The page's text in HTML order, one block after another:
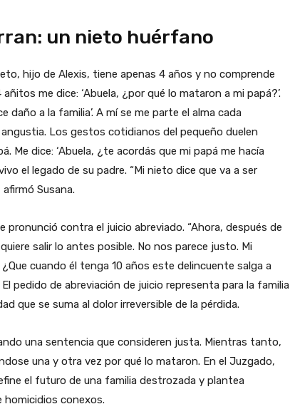
un nieto huérfano
hijo de Alexis, tiene apenas 4 años y no comprende
me dice: ‘Abuela, ¿por qué lo mataron a mi papá?’.
daño a la familia’. A mí se me parte el alma cada
Los gestos cotidianos del pequeño duelen
Me dice: ‘Abuela, ¿te acordás que mi papá me hacía
el legado de su padre. “Mi nieto dice que va a ser
Susana.
pronunció contra el juicio abreviado. “Ahora, después de
salir lo antes posible. No nos parece justo. Mi
cuando él tenga 10 años este delincuente salga a
pedido de abreviación de juicio representa para la familia
que se suma al dolor irreversible de la pérdida.
una sentencia que consideren justa. Mientras tanto,
una y otra vez por qué lo mataron. En el Juzgado,
el futuro de una familia destrozada y plantea
conexos.